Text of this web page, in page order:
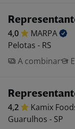
4,0
MARPA
Pelotas - RS
A combinar
4,2 Kamix
Guarulhos - SP